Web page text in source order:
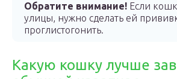
Обратите внимание! Если
улицы, нужно сделать ей
проглистогонить.
Какую кошку лучше